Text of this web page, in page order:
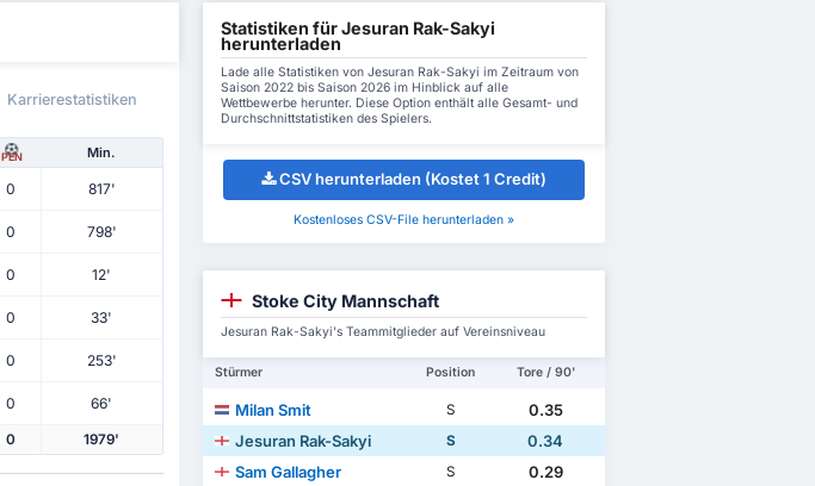
Karrierestatistiken
PEN Min.
0 817'
0 798'
0 12'
0 33'
0
253'
0 66'
0 1979'
Statistiken für Jesuran Rak-Sakyi
herunterladen
Lade alle Statistiken von Jesuran Rak-Sakyi im Zeitraum von
Saison 2022 bis Saison 2026 im Hinblick auf alle
Wettbewerbe herunter. Diese Option enthält alle Gesamt- und
Durchschnittstatistiken des Spielers.
CSV herunterladen (Kostet 1 Credit)
Kostenloses CSV-File herunterladen »
Stoke City Mannschaft
Jesuran Rak-Sakyi's Teammitglieder auf Vereinsniveau
Stürmer Position Tore / 90'
Milan Smit S
0.35
Jesuran Rak-Sakyi
S
0.34
Sam Gallagher
S
0.29